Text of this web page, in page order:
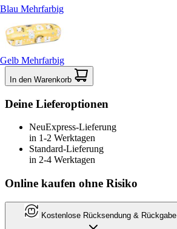
Blau Mehrfarbig
Gelb Mehrfarbig
In den Warenkorb
Deine Lieferoptionen
NeuExpress-Lieferung
in 1-2 Werktagen
Standard-Lieferung
in 2-4 Werktagen
Online kaufen ohne Risiko
Kostenlose Rücksendung & Rückgabe